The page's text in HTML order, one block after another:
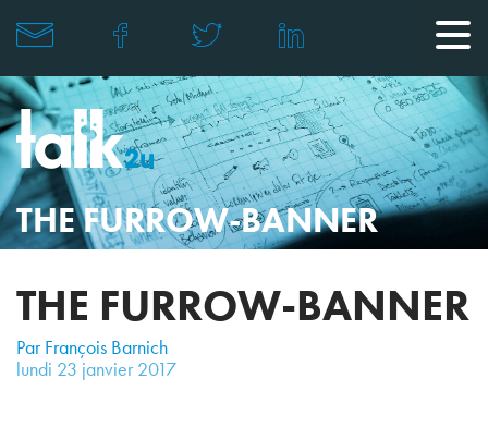
THE FURROW-BANNER
THE FURROW-BANNER
Par François Barnich
lundi 23 janvier 2017